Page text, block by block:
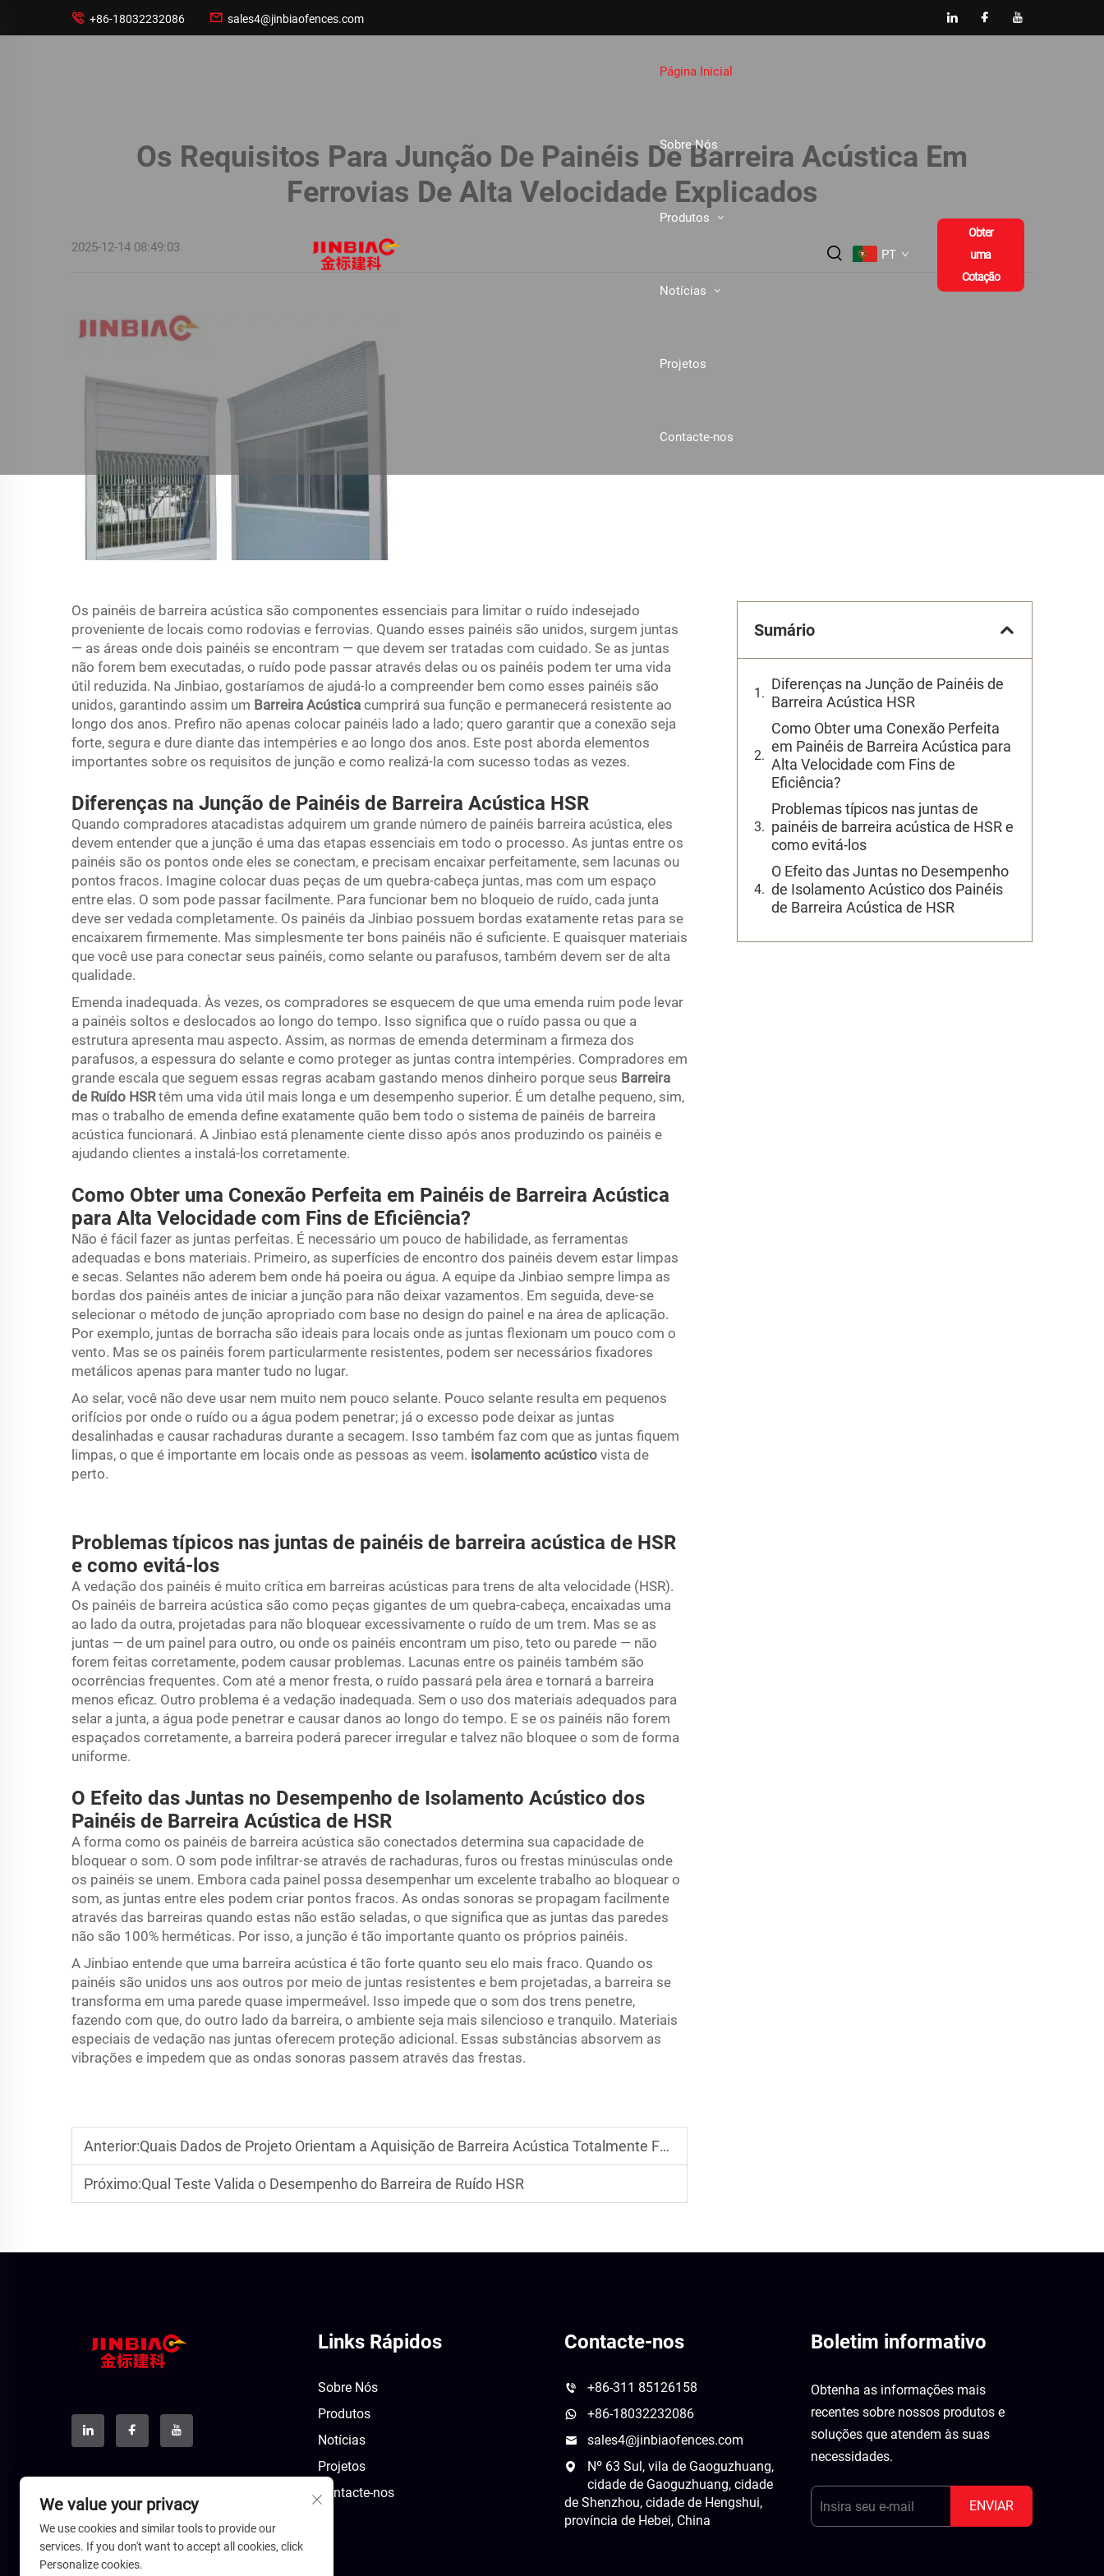
 +86-18032232086  sales4@jinbiaofences.com
Página Inicial
Sobre Nós
Produtos
Notícias
Projetos
Contacte-nos
PT
Obter
uma
Cotação
Os Requisitos Para Junção De Painéis De Barreira Acústica Em
Ferrovias De Alta Velocidade Explicados
2025-12-14 08:49:03
Os painéis de barreira acústica são componentes essenciais para limitar o ruído indesejado
proveniente de locais como rodovias e ferrovias. Quando esses painéis são unidos, surgem juntas
— as áreas onde dois painéis se encontram — que devem ser tratadas com cuidado. Se as juntas
não forem bem executadas, o ruído pode passar através delas ou os painéis podem ter uma vida
útil reduzida. Na Jinbiao, gostaríamos de ajudá-lo a compreender bem como esses painéis são
unidos, garantindo assim um Barreira Acústica cumprirá sua função e permanecerá resistente ao
longo dos anos. Prefiro não apenas colocar painéis lado a lado; quero garantir que a conexão seja
forte, segura e dure diante das intempéries e ao longo dos anos. Este post aborda elementos
importantes sobre os requisitos de junção e como realizá-la com sucesso todas as vezes.
Diferenças na Junção de Painéis de Barreira Acústica HSR
Quando compradores atacadistas adquirem um grande número de painéis barreira acústica, eles
devem entender que a junção é uma das etapas essenciais em todo o processo. As juntas entre os
painéis são os pontos onde eles se conectam, e precisam encaixar perfeitamente, sem lacunas ou
pontos fracos. Imagine colocar duas peças de um quebra-cabeça juntas, mas com um espaço
entre elas. O som pode passar facilmente. Para funcionar bem no bloqueio de ruído, cada junta
deve ser vedada completamente. Os painéis da Jinbiao possuem bordas exatamente retas para se
encaixarem firmemente. Mas simplesmente ter bons painéis não é suficiente. E quaisquer materiais
que você use para conectar seus painéis, como selante ou parafusos, também devem ser de alta
qualidade.
Emenda inadequada. Às vezes, os compradores se esquecem de que uma emenda ruim pode levar
a painéis soltos e deslocados ao longo do tempo. Isso significa que o ruído passa ou que a
estrutura apresenta mau aspecto. Assim, as normas de emenda determinam a firmeza dos
parafusos, a espessura do selante e como proteger as juntas contra intempéries. Compradores em
grande escala que seguem essas regras acabam gastando menos dinheiro porque seus Barreira
de Ruído HSRtêm uma vida útil mais longa e um desempenho superior. É um detalhe pequeno, sim,
mas o trabalho de emenda define exatamente quão bem todo o sistema de painéis de barreira
acústica funcionará. A Jinbiao está plenamente ciente disso após anos produzindo os painéis e
ajudando clientes a instalá-los corretamente.
Como Obter uma Conexão Perfeita em Painéis de Barreira Acústica
para Alta Velocidade com Fins de Eficiência?
Não é fácil fazer as juntas perfeitas. É necessário um pouco de habilidade, as ferramentas
adequadas e bons materiais. Primeiro, as superfícies de encontro dos painéis devem estar limpas
e secas. Selantes não aderem bem onde há poeira ou água. A equipe da Jinbiao sempre limpa as
bordas dos painéis antes de iniciar a junção para não deixar vazamentos. Em seguida, deve-se
selecionar o método de junção apropriado com base no design do painel e na área de aplicação.
Por exemplo, juntas de borracha são ideais para locais onde as juntas flexionam um pouco com o
vento. Mas se os painéis forem particularmente resistentes, podem ser necessários fixadores
metálicos apenas para manter tudo no lugar.
Ao selar, você não deve usar nem muito nem pouco selante. Pouco selante resulta em pequenos
orifícios por onde o ruído ou a água podem penetrar; já o excesso pode deixar as juntas
desalinhadas e causar rachaduras durante a secagem. Isso também faz com que as juntas fiquem
limpas, o que é importante em locais onde as pessoas as veem. isolamento acústico vista de
perto.
Problemas típicos nas juntas de painéis de barreira acústica de HSR
e como evitá-los
A vedação dos painéis é muito crítica em barreiras acústicas para trens de alta velocidade (HSR).
Os painéis de barreira acústica são como peças gigantes de um quebra-cabeça, encaixadas uma
ao lado da outra, projetadas para não bloquear excessivamente o ruído de um trem. Mas se as
juntas — de um painel para outro, ou onde os painéis encontram um piso, teto ou parede — não
forem feitas corretamente, podem causar problemas. Lacunas entre os painéis também são
ocorrências frequentes. Com até a menor fresta, o ruído passará pela área e tornará a barreira
menos eficaz. Outro problema é a vedação inadequada. Sem o uso dos materiais adequados para
selar a junta, a água pode penetrar e causar danos ao longo do tempo. E se os painéis não forem
espaçados corretamente, a barreira poderá parecer irregular e talvez não bloquee o som de forma
uniforme.
O Efeito das Juntas no Desempenho de Isolamento Acústico dos
Painéis de Barreira Acústica de HSR
A forma como os painéis de barreira acústica são conectados determina sua capacidade de
bloquear o som. O som pode infiltrar-se através de rachaduras, furos ou frestas minúsculas onde
os painéis se unem. Embora cada painel possa desempenhar um excelente trabalho ao bloquear o
som, as juntas entre eles podem criar pontos fracos. As ondas sonoras se propagam facilmente
através das barreiras quando estas não estão seladas, o que significa que as juntas das paredes
não são 100% herméticas. Por isso, a junção é tão importante quanto os próprios painéis.
A Jinbiao entende que uma barreira acústica é tão forte quanto seu elo mais fraco. Quando os
painéis são unidos uns aos outros por meio de juntas resistentes e bem projetadas, a barreira se
transforma em uma parede quase impermeável. Isso impede que o som dos trens penetre,
fazendo com que, do outro lado da barreira, o ambiente seja mais silencioso e tranquilo. Materiais
especiais de vedação nas juntas oferecem proteção adicional. Essas substâncias absorvem as
vibrações e impedem que as ondas sonoras passem através das frestas.
Anterior:Quais Dados de Projeto Orientam a Aquisição de Barreira Acústica Totalmente Fechada
Próximo:Qual Teste Valida o Desempenho do Barreira de Ruído HSR
Sumário
Diferenças na Junção de Painéis de
Barreira Acústica HSR
Como Obter uma Conexão Perfeita
em Painéis de Barreira Acústica para
Alta Velocidade com Fins de
Eficiência?
Problemas típicos nas juntas de
painéis de barreira acústica de HSR e
como evitá-los
O Efeito das Juntas no Desempenho
de Isolamento Acústico dos Painéis
de Barreira Acústica de HSR
Links Rápidos
Sobre Nós
Produtos
Notícias
Projetos
Contacte-nos
Contacte-nos
+86-311 85126158
+86-18032232086
sales4@jinbiaofences.com
Nº 63 Sul, vila de Gaoguzhuang,
cidade de Gaoguzhuang, cidade
de Shenzhou, cidade de Hengshui,
província de Hebei, China
Boletim informativo
Obtenha as informações mais
recentes sobre nossos produtos e
soluções que atendem às suas
necessidades.
ENVIAR
We value your privacy
We use cookies and similar tools to provide our
services. If you don't want to accept all cookies, click
Personalize cookies.